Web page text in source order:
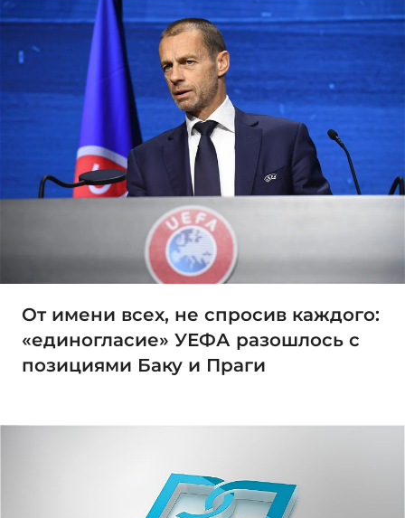
От имени всех, не спросив каждого:
«единогласие» УЕФА разошлось с
позициями Баку и Праги